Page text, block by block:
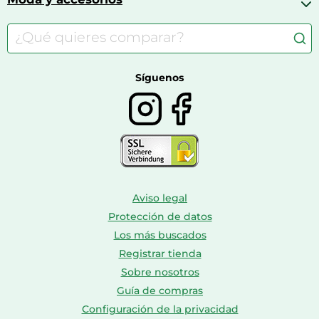
Carritos de bebé
Consolas
Comida para perros
Farmacia veterinaria
Accesorios de moda
Bolsos y maletas
Síguenos
Aviso legal
Protección de datos
Los más buscados
Registrar tienda
Sobre nosotros
Guía de compras
Configuración de la privacidad